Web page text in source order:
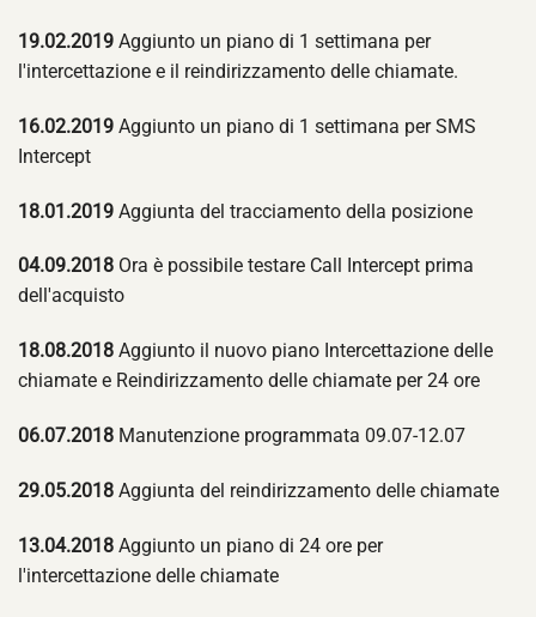
19.02.2019 Aggiunto un piano di 1 settimana per
l'intercettazione e il reindirizzamento delle chiamate.
16.02.2019 Aggiunto un piano di 1 settimana per SMS
Intercept
18.01.2019 Aggiunta del tracciamento della posizione
04.09.2018 Ora è possibile testare Call Intercept prima
dell'acquisto
18.08.2018 Aggiunto il nuovo piano Intercettazione delle
chiamate e Reindirizzamento delle chiamate per 24 ore
06.07.2018 Manutenzione programmata 09.07-12.07
29.05.2018 Aggiunta del reindirizzamento delle chiamate
13.04.2018 Aggiunto un piano di 24 ore per
l'intercettazione delle chiamate